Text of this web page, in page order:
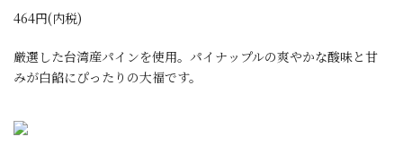
464円(内税)
厳選した台湾産パインを使用。パイナップルの爽やかな酸味と甘
みが白餡にぴったりの大福です。